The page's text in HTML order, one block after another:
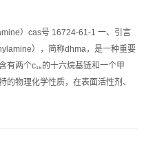
）cas号 16724-61-1 一、引言
），简称dhma，是一种重要
有两个c₁₆的十六烷基链和一个甲
物理化学性质，在表面活性剂、